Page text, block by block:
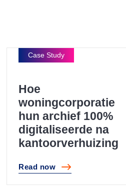
Hoe
woningcorporatie
hun archief 100%
digitaliseerde na
kantoorverhuizing
Read now